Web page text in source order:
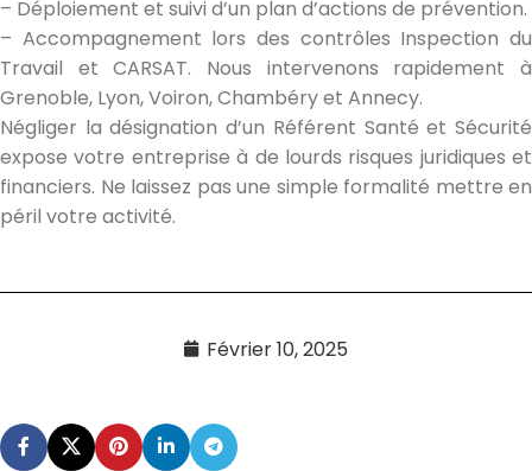
– Déploiement et suivi d’un plan d’actions de prévention.
– Accompagnement lors des contrôles Inspection du
Travail et CARSAT. Nous intervenons rapidement à
Grenoble, Lyon, Voiron, Chambéry et Annecy.
Négliger la désignation d’un Référent Santé et Sécurité
expose votre entreprise à de lourds risques juridiques et
financiers. Ne laissez pas une simple formalité mettre en
péril votre activité.
Février 10, 2025